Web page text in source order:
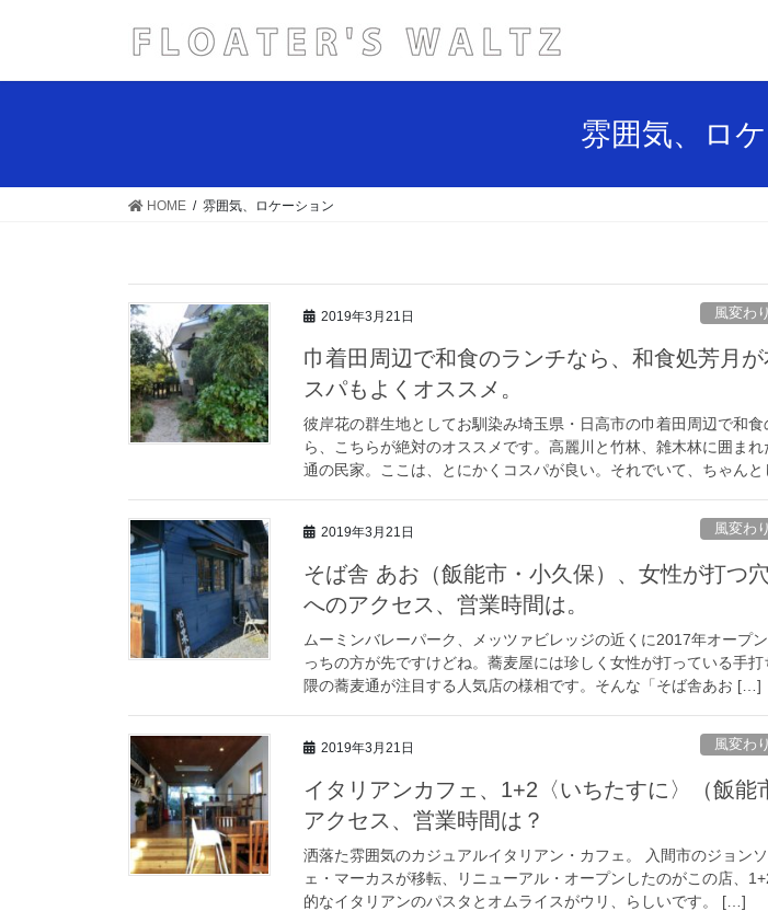
雰囲気、ロ
HOME 雰囲気、ロケーション
2019年3月21日 風変わ
巾着田周辺で和食のランチなら、和食処芳月
スパもよくオススメ。
彼岸花の群生地としてお馴染み埼玉県・日高市の巾着田周辺で和
ら、こちらが絶対のオススメです。高麗川と竹林、雑木林に囲ま
通の民家。ここは、とにかくコスパが良い。それでいて、ちゃん
2019年3月21日 風変わ
そば舎 あお（飯能市・小久保）、女性が打つ
へのアクセス、営業時間は。
ムーミンバレーパーク、メッツァビレッジの近くに2017年オープ
っちの方が先ですけどね。蕎麦屋には珍しく女性が打っている手
隈の蕎麦通が注目する人気店の様相です。そんな「そば舎あお […]
2019年3月21日 風変わ
イタリアンカフェ、1+2〈いちたすに〉（飯能
アクセス、営業時間は？
洒落た雰囲気のカジュアルイタリアン・カフェ。 入間市のジョン
ェ・マーカスが移転、リニューアル・オープンしたのがこの店、
的なイタリアンのパスタとオムライスがウリ、らしいです。 […]